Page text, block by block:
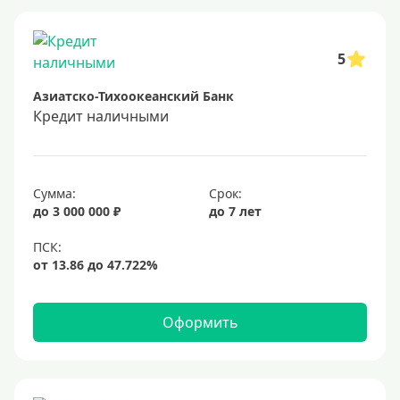
Способы выдачи
Не выходя из дома
С доставкой на дом
Наличными
В долларах США
В евро
Заемщики
5
Азиатско-Тихоокеанский Банк
Кредит наличными
Сумма:
до 3 000 000 ₽
Срок:
до 7 лет
Оформить